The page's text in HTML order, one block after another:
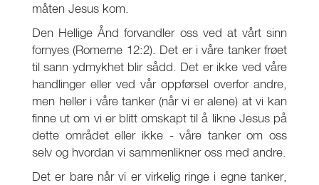
måten Jesus kom.
Den Hellige Ånd forvandler oss ved at vårt sinn
fornyes (Romerne 12:2). Det er i våre tanker frøet
til sann ydmykhet blir sådd. Det er ikke ved våre
handlinger eller ved vår oppførsel overfor andre,
men heller i våre tanker (når vi er alene) at vi kan
finne ut om vi er blitt omskapt til å likne Jesus på
dette området eller ikke - våre tanker om oss
selv og hvordan vi sammenlikner oss med andre.
Det er bare når vi er virkelig ringe i egne tanker,